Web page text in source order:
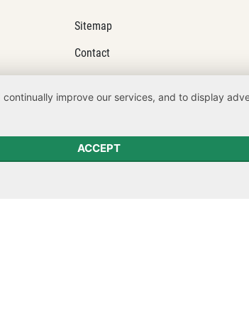
Sitemap
Contact
Legal details
How to get here
improve our services, and to display
ACCEPT